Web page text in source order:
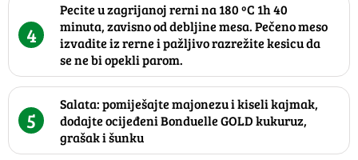
4
Pecite u zagrijanoj rerni na 180 ºC 1h 40
minuta, zavisno od debljine mesa. Pečeno meso
izvadite iz rerne i pažljivo razrežite kesicu da
se ne bi opekli parom.
5
Salata: pomiješajte majonezu i kiseli kajmak,
dodajte ocijeđeni Bonduelle GOLD kukuruz,
grašak i šunku